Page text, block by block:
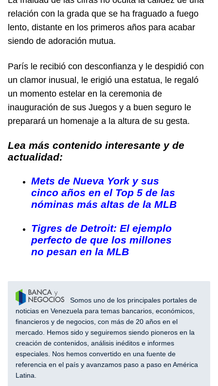
relación con la grada que se ha fraguado a fuego
lento, distante en los primeros años para acabar
siendo de adoración mutua.
París le recibió con desconfianza y le despidió con
un clamor inusual, le erigió una estatua, le regaló
un momento estelar en la ceremonia de
inauguración de sus Juegos y a buen seguro le
preparará un homenaje a la altura de su gesta.
Lea más contenido interesante y de
actualidad:
Mets de Nueva York y sus
cinco años en el Top 5 de las
nóminas más altas de la MLB
Tigres de Detroit: El ejemplo
perfecto de que los millones
no pesan en la MLB
Somos uno de los principales portales de
noticias en Venezuela para temas bancarios, económicos,
financieros y de negocios, con más de 20 años en el
mercado. Hemos sido y seguiremos siendo pioneros en la
creación de contenidos, análisis inéditos e informes
especiales. Nos hemos convertido en una fuente de
referencia en el país y avanzamos paso a paso en América
Latina.